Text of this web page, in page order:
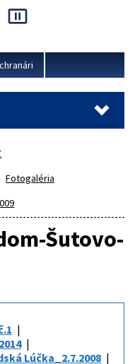
pause_presentation
Fotogaléria
Šutovo-
Lúčka_2.7.2008